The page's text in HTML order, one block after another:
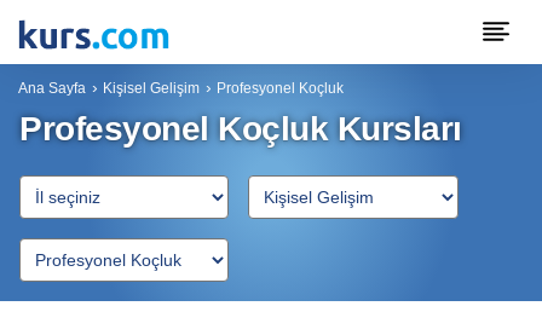
Ana Sayfa Kişisel Gelişim Profesyonel Koçluk
Profesyonel Koçluk Kursları